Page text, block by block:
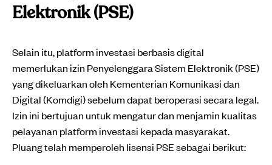
Elektronik (PSE)
Selain itu, platform investasi berbasis digital
memerlukan izin Penyelenggara Sistem Elektronik (PSE)
yang dikeluarkan oleh Kementerian Komunikasi dan
Digital (Komdigi) sebelum dapat beroperasi secara legal.
Izin ini bertujuan untuk mengatur dan menjamin kualitas
pelayanan platform investasi kepada masyarakat.
Pluang telah memperoleh lisensi PSE sebagai berikut: